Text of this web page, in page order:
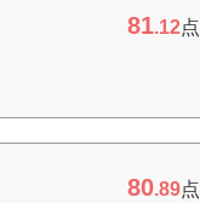
81.12点
80.89点